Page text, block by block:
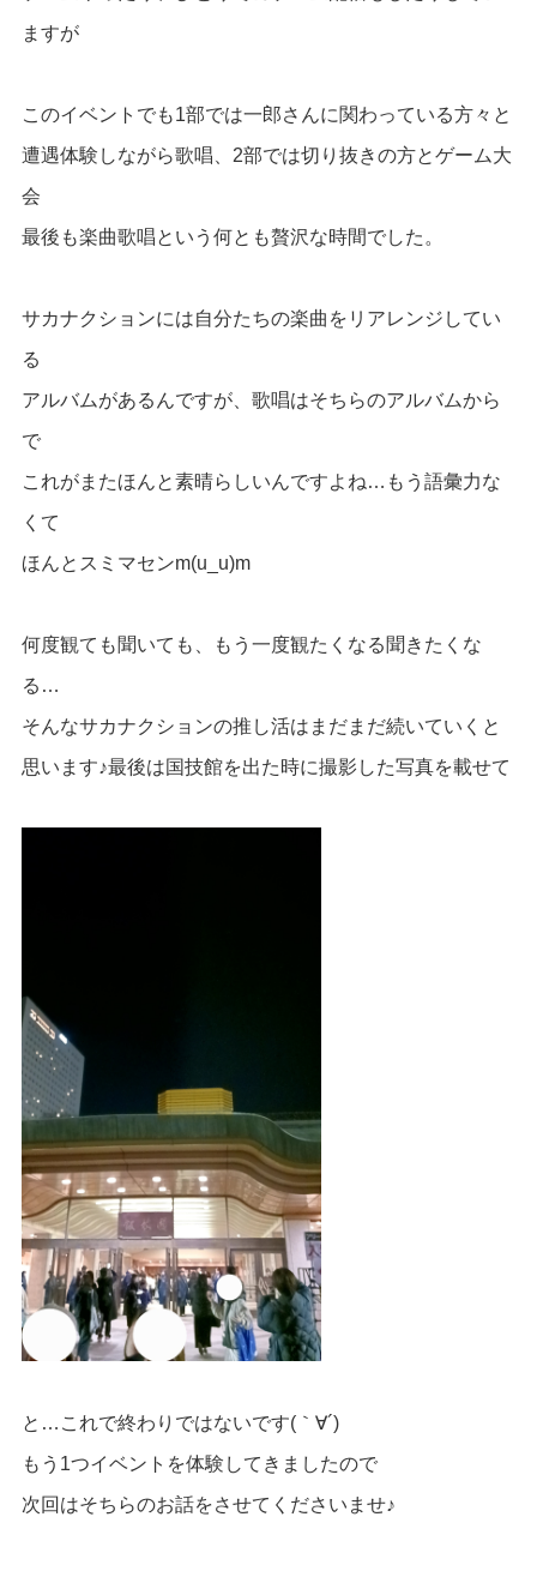
ますが
このイベントでも1部では一郎さんに関わっている方々と
遭遇体験しながら歌唱、2部では切り抜きの方とゲーム大
会
最後も楽曲歌唱という何とも贅沢な時間でした。
サカナクションには自分たちの楽曲をリアレンジしてい
る
アルバムがあるんですが、歌唱はそちらのアルバムから
で
これがまたほんと素晴らしいんですよね…もう語彙力な
くて
ほんとスミマセンm(u_u)m
何度観ても聞いても、もう一度観たくなる聞きたくな
る…
そんなサカナクションの推し活はまだまだ続いていくと
思います♪最後は国技館を出た時に撮影した写真を載せて
と…これで終わりではないです(｀∀´)
もう1つイベントを体験してきましたので
次回はそちらのお話をさせてくださいませ♪